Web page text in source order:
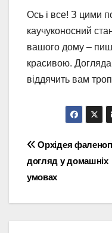
Ось і все! З цими
каучуконосний
вашого дому –
красивою.
віддячить вам
Навігація
записів
Орхідея
догляд у домашніх
умовах